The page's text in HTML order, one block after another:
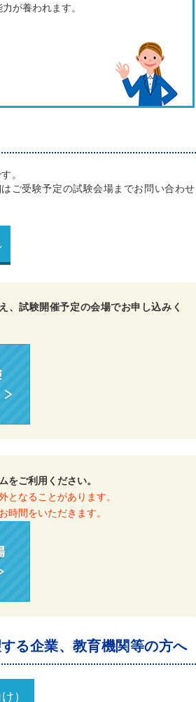
が養われます。
。
ご受験予定の試験会場までお問い合わせ
、試験開催予定の会場でお申し込みく
をご利用ください。
なることがあります。
間をいただきます。
る企業、教育機関等の方へ
）